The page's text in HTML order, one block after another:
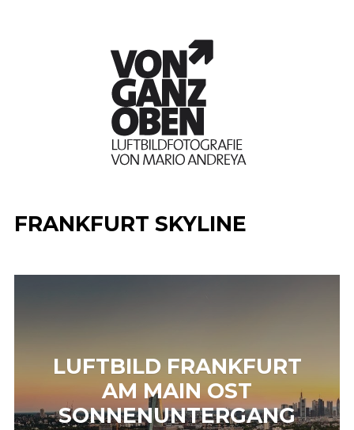
FRANKFURT SKYLINE
LUFTBILD FRANKFURT
AM MAIN OST
SONNENUNTERGANG